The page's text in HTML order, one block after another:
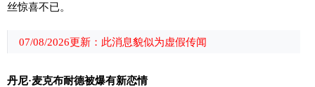
丝惊喜不已。
07/08/2026更新：此消息貌似为虚假传闻
丹尼·麦克布耐德被爆有新恋情